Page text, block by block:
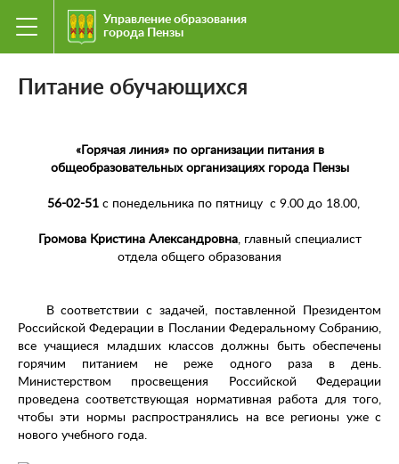
Управление образования
города Пензы
Питание обучающихся
«Горячая линия»по организации питания в
общеобразовательных организациях города Пензы
56-02-51с понедельника по пятницу с 9.00 до 18.00,
Громова Кристина Александровна, главный специалист
отдела общего образования
В соответствии с задачей, поставленной Президентом
Российской Федерации в Послании Федеральному Собранию,
все учащиеся младших классов должны быть обеспечены
горячим питанием не реже одного раза в день.
Министерством просвещения Российской Федерации
проведена соответствующая нормативная работа для того,
чтобы эти нормы распространялись на все регионы уже с
нового учебного года.